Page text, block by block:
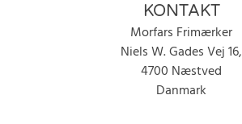
KONTAKT
Morfars Frimærker
Niels W. Gades Vej 16,
4700 Næstved
Danmark